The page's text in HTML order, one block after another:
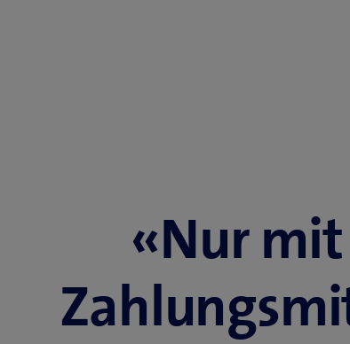
«Nur